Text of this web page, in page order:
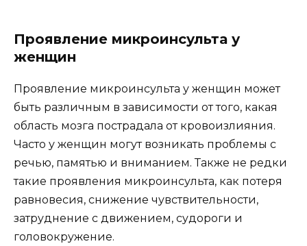
Проявление микроинсульта у
женщин
Проявление микроинсульта у женщин может
быть различным в зависимости от того, какая
область мозга пострадала от кровоизлияния.
Часто у женщин могут возникать проблемы с
речью, памятью и вниманием. Также не редки
такие проявления микроинсульта, как потеря
равновесия, снижение чувствительности,
затруднение с движением, судороги и
головокружение.